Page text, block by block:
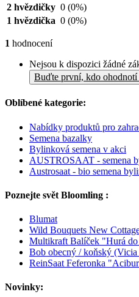
2 hvězdičky 0 (0%)
1 hvězdička 0 (0%)
1 hodnocení
Nejsou k dispozici žádné
Buďte první, kdo ohodnotí
Oblíbené kategorie:
Nabídky produktů pro
Semena bazalky
Bylinková semena v akci
AUSTROSAAT - semena
Austrosaat - bio semena
Poznejte svět Bloomling :
Blumat
Wild Bouquets New
Multikraft Balíček "Hurá do
Bob obecný / koňský
ReinSaat Feferonka
Novinky: